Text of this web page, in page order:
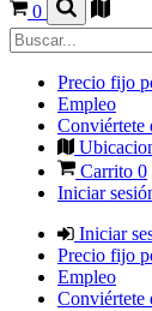
0
Precio fijo
Empleo
Conviértete
Carrito 0
Iniciar
Iniciar
Precio fijo
Empleo
Conviértete